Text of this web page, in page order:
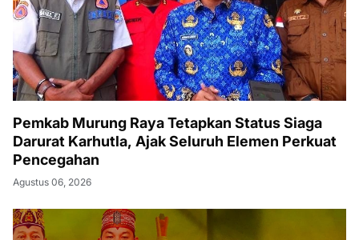
Pemkab Murung Raya Tetapkan Status Siaga
Darurat Karhutla, Ajak Seluruh Elemen Perkuat
Pencegahan
Agustus 06, 2026